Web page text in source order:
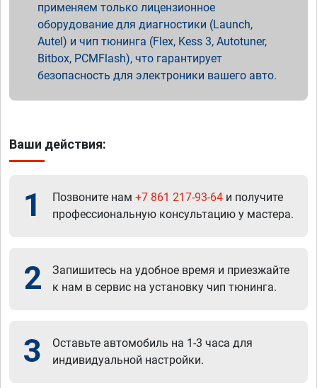
применяем только лицензионное
оборудование для диагностики (Launch,
Autel) и чип тюнинга (Flex, Kess 3, Autotuner,
Bitbox, PCMFlash), что гарантирует
безопасность для электроники вашего авто.
Ваши действия:
1 Позвоните нам +7 861 217-93-64 и получите
профессиональную консультацию у мастера.
2
Запишитесь на удобное время и приезжайте
к нам в сервис на установку чип тюнинга.
3
Оставьте автомобиль на 1-3 часа для
индивидуальной настройки.